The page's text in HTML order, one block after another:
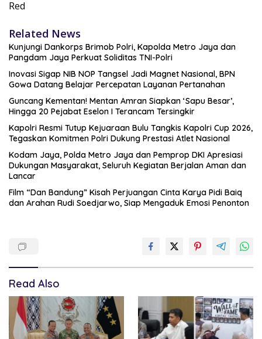
Red
Related News
Kunjungi Dankorps Brimob Polri, Kapolda Metro Jaya dan
Pangdam Jaya Perkuat Soliditas TNI-Polri
Inovasi Sigap NIB NOP Tangsel Jadi Magnet Nasional, BPN
Gowa Datang Belajar Percepatan Layanan Pertanahan
Guncang Kementan! Mentan Amran Siapkan ‘Sapu Besar’,
Hingga 20 Pejabat Eselon I Terancam Tersingkir
Kapolri Resmi Tutup Kejuaraan Bulu Tangkis Kapolri Cup 2026,
Tegaskan Komitmen Polri Dukung Prestasi Atlet Nasional
Kodam Jaya, Polda Metro Jaya dan Pemprop DKI Apresiasi
Dukungan Masyarakat, Seluruh Kegiatan Berjalan Aman dan
Lancar
Film “Dan Bandung” Kisah Perjuangan Cinta Karya Pidi Baiq
dan Arahan Rudi Soedjarwo, Siap Mengaduk Emosi Penonton
Read Also